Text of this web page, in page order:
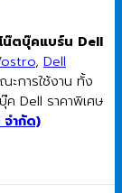
น๊ตบุ๊คแบร์น Dell
, Dell
ะการใช้งาน ทั้ง
ค Dell ราคาพิเศษ
ำกัด)